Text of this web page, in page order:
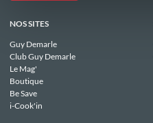
NOS SITES
Guy Demarle
Club Guy Demarle
Le Mag'
Boutique
Be Save
i-Cook'in